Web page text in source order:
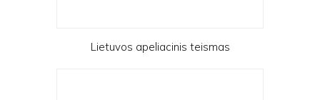
Lietuvos apeliacinis teismas